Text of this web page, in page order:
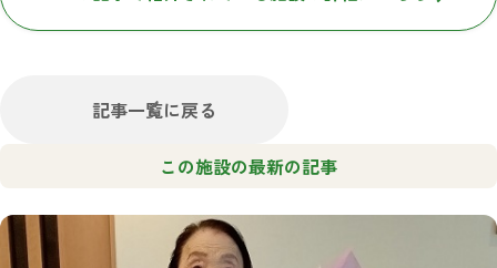
記事一覧に戻る
この施設の最新の記事